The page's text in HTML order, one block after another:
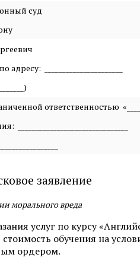
суд
______________________
ответственностью
заявление
морального вреда
услуг по курсу
обучения на
ордером.